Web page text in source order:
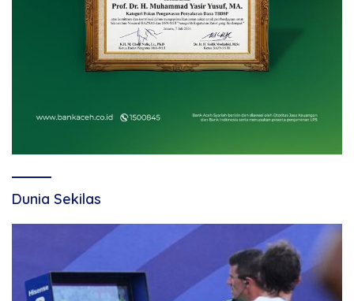
Dunia Sekilas